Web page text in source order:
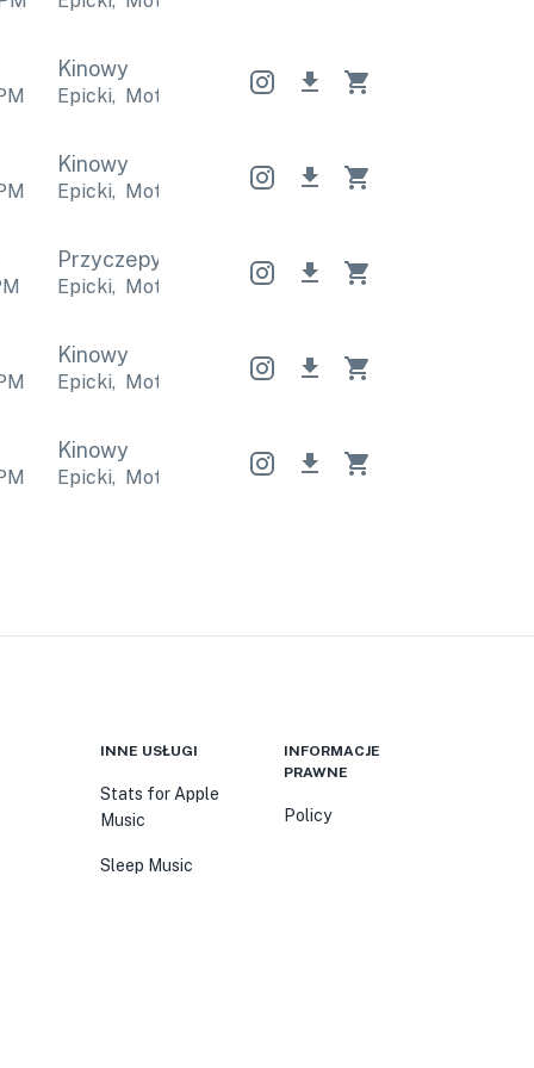
Kinowy
Epicki, Motywacyjne Epicki, Motywacyjne
Kinowy
Epicki, Motywacyjne Epicki, Motywacyjne
Przyczepy Przyczepy Przyczepy
Epicki, Motywacyjne Epicki, Motywacyjne
Kinowy
Epicki, Motywacyjne Epicki, Motywacyjne
Kinowy
Epicki, Motywacyjne Epicki, Motywacyjne
INNE USŁUGI
Stats for Apple
Music
Sleep Music
INFORMACJE
PRAWNE
Policy